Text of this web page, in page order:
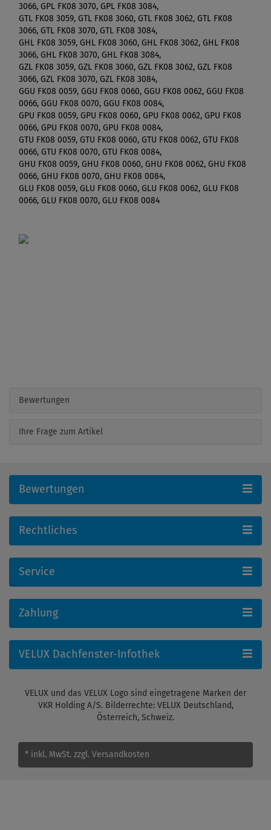
3066, GPL FK08 3070, GPL FK08 3084,
GTL FK08 3059, GTL FK08 3060, GTL FK08 3062, GTL FK08
3066, GTL FK08 3070, GTL FK08 3084,
GHL FK08 3059, GHL FK08 3060, GHL FK08 3062, GHL FK08
3066, GHL FK08 3070, GHL FK08 3084,
GZL FK08 3059, GZL FK08 3060, GZL FK08 3062, GZL FK08
3066, GZL FK08 3070, GZL FK08 3084,
GGU FK08 0059, GGU FK08 0060, GGU FK08 0062, GGU FK08
0066, GGU FK08 0070, GGU FK08 0084,
GPU FK08 0059, GPU FK08 0060, GPU FK08 0062, GPU FK08
0066, GPU FK08 0070, GPU FK08 0084,
GTU FK08 0059, GTU FK08 0060, GTU FK08 0062, GTU FK08
0066, GTU FK08 0070, GTU FK08 0084,
GHU FK08 0059, GHU FK08 0060, GHU FK08 0062, GHU FK08
0066, GHU FK08 0070, GHU FK08 0084,
GLU FK08 0059, GLU FK08 0060, GLU FK08 0062, GLU FK08
0066, GLU FK08 0070, GLU FK08 0084
Bewertungen
Ihre Frage zum Artikel
Bewertungen
Rechtliches
Service
Zahlung
VELUX Dachfenster-Infothek
VELUX und das VELUX Logo sind eingetragene Marken der
VKR Holding A/S. Bilderrechte: VELUX Deutschland,
Österreich, Schweiz.
* inkl. MwSt. zzgl. Versandkosten